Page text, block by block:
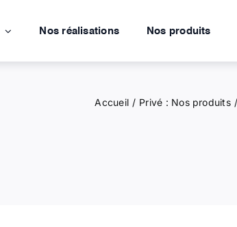
Nos réalisations Nos produits
Accueil Privé : Nos produits